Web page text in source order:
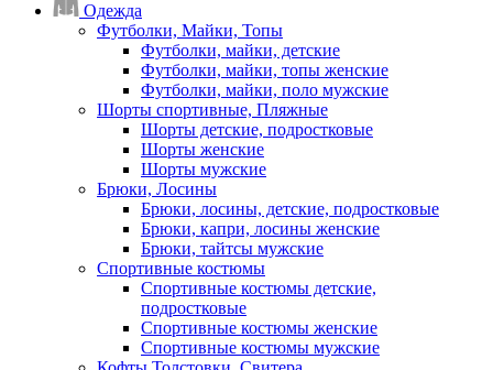
Одежда
Футболки, Майки, Топы
Футболки, майки, детские
Футболки, майки, топы женские
Футболки, майки, поло мужские
Шорты спортивные, Пляжные
Шорты детские, подростковые
Шорты женские
Шорты мужские
Брюки, Лосины
Брюки, лосины, детские, подростковые
Брюки, капри, лосины женские
Брюки, тайтсы мужские
Спортивные костюмы
Спортивные костюмы детские,
подростковые
Спортивные костюмы женские
Спортивные костюмы мужские